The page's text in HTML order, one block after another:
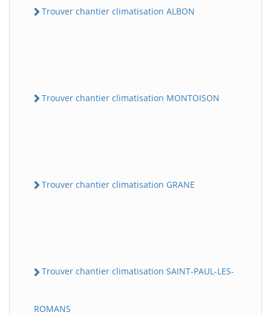
Trouver chantier climatisation ALBON
Trouver chantier climatisation MONTOISON
Trouver chantier climatisation GRANE
Trouver chantier climatisation SAINT-PAUL-LES-
ROMANS